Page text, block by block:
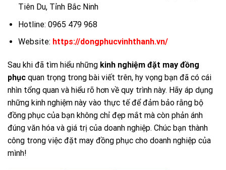
Tiên Du, Tỉnh Bắc Ninh
Hotline: 0965 479 968
Website: https://dongphucvinhthanh.vn/
Sau khi đã tìm hiểu những kinh nghiệm đặt may đồng
phục quan trọng trong bài viết trên, hy vọng bạn đã có cái
nhìn tổng quan và hiểu rõ hơn về quy trình này. Hãy áp dụng
những kinh nghiệm này vào thực tế để đảm bảo rằng bộ
đồng phục của bạn không chỉ đẹp mắt mà còn phản ánh
đúng văn hóa và giá trị của doanh nghiệp. Chúc bạn thành
công trong việc đặt may đồng phục cho doanh nghiệp của
mình!